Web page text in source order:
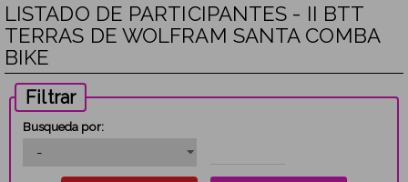
LISTADO DE PARTICIPANTES - II BTT
TERRAS DE WOLFRAM SANTA COMBA
BIKE
Filtrar
Busqueda por: